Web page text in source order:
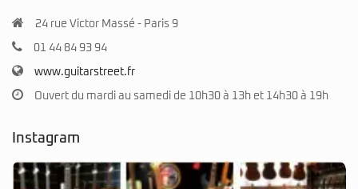
24 rue Victor Massé - Paris 9
01 44 84 93 94
www.guitarstreet.fr
Ouvert du mardi au samedi de 10h30 à 13h et 14h30 à 19h
Instagram